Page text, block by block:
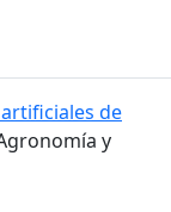
de
y